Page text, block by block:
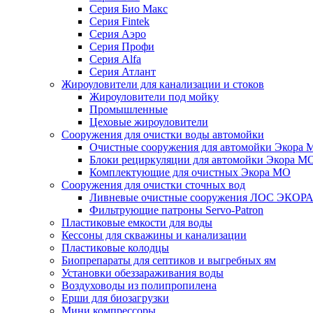
Серия Био Макс
Серия Fintek
Серия Аэро
Серия Профи
Серия Alfa
Серия Атлант
Жироуловители для канализации и стоков
Жироуловители под мойку
Промышленные
Цеховые жироуловители
Сооружения для очистки воды автомойки
Очистные сооружения для автомойки Экора
Блоки рециркуляции для автомойки Экора
Комплектующие для очистных Экора МО
Сооружения для очистки сточных вод
Ливневые очистные сооружения ЛОС ЭКОРА
Фильтрующие патроны Servo-Patron
Пластиковые емкости для воды
Кессоны для скважины и канализации
Пластиковые колодцы
Биопрепараты для септиков и выгребных ям
Установки обеззараживания воды
Воздуховоды из полипропилена
Ерши для биозагрузки
Мини компрессоры